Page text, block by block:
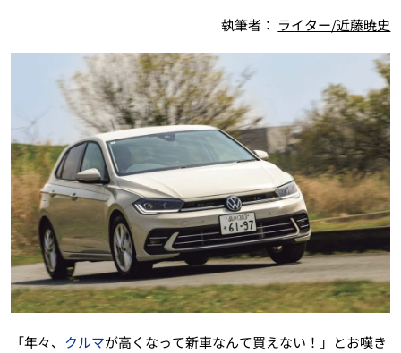
執筆者： ライター/近藤暁史
「年々、 クルマが高くなって新車なんて買えない！」とお嘆き